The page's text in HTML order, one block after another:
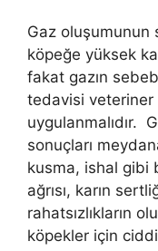
Gaz oluşumunun
köpeğe yüksek
fakat gazın
tedavisi veteriner
uygulanmalıdır.
sonuçları
kusma, ishal gibi
ağrısı, karın
rahatsızlıkların
köpekler için